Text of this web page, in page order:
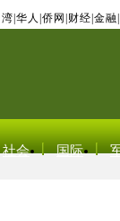
华人 侨网 财经 金融
社会 国际